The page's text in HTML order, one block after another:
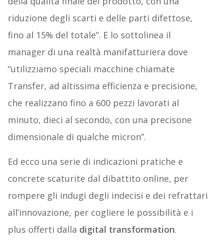
riduzione degli scarti e delle parti difettose,
fino al 15% del totale”. E lo sottolinea il
manager di una realtà manifatturiera dove
“utilizziamo speciali macchine chiamate
Transfer, ad altissima efficienza e precisione,
che realizzano fino a 600 pezzi lavorati al
minuto, dieci al secondo, con una precisone
dimensionale di qualche micron”.
Ed ecco una serie di indicazioni pratiche e
concrete scaturite dal dibattito online, per
rompere gli indugi degli indecisi e dei refrattari
all’innovazione, per cogliere le possibilità e i
plus offerti dalla digital transformation.